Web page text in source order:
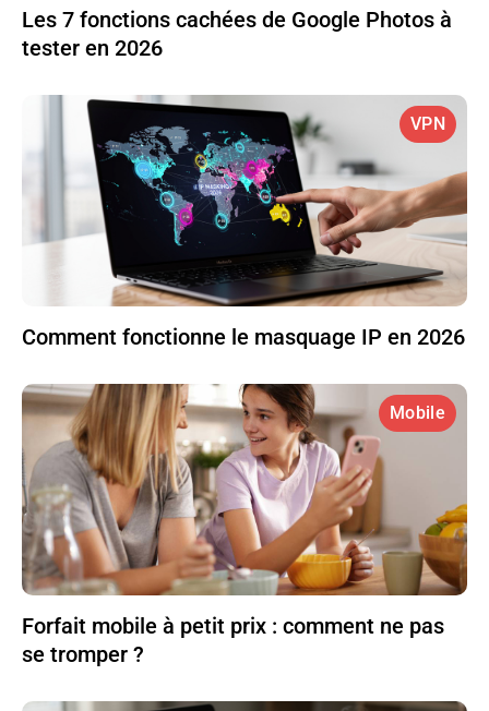
Les 7 fonctions cachées de Google Photos à
tester en 2026
VPN
Comment fonctionne le masquage IP en 2026
Mobile
Forfait mobile à petit prix : comment ne pas
se tromper ?